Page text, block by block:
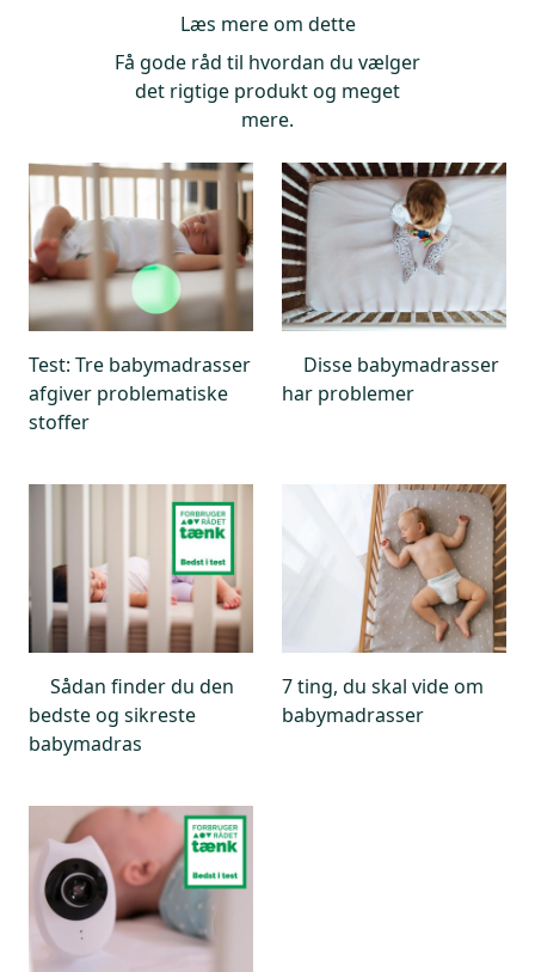
Læs mere om dette
Få gode råd til hvordan du vælger
det rigtige produkt og meget
mere.
Test: Tre babymadrasser
afgiver problematiske
stoffer
Disse babymadrasser
har problemer
Sådan finder du den
bedste og sikreste
babymadras
7 ting, du skal vide om
babymadrasser